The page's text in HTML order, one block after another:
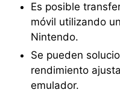
Es posible
móvil utilizando
Nintendo.
Se pueden
rendimiento
emulador.